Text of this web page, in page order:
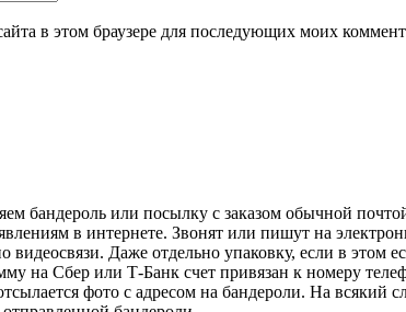
в этом браузере для последующих моих
бандероль или посылку с заказом обычной
в интернете. Звонят или пишут на
Даже отдельно упаковку, если в этом
на Сбер или Т-Банк счет привязан к номеру
фото с адресом на бандероли. На